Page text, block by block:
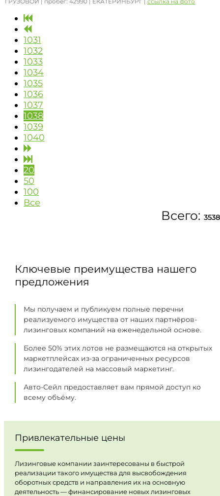
1031
1032
1033
1034
1035
1036
1037
1038
1039
1040
20
50
100
Все
Всего:
Ключевые преимущества нашего
предложения
Мы получаем и публикуем полные перечни
реализуемого имущества от наших партнёров-
лизинговых компаний на еженедельной основе.
Более 50% этих лотов не размещаются на открытых
маркетплейсах из-за ограниченных ресурсов
лизингодателей на массовый маркетинг.
Авто-Сейл предоставляет вам прямой доступ ко
всему объёму.
Привлекательные цены
Лизинговые компании заинтересованы в быстрой
реализации такого имущества для высвобождения
оборотных средств и направления их на основную
деятельность — финансирование новых лизинговых